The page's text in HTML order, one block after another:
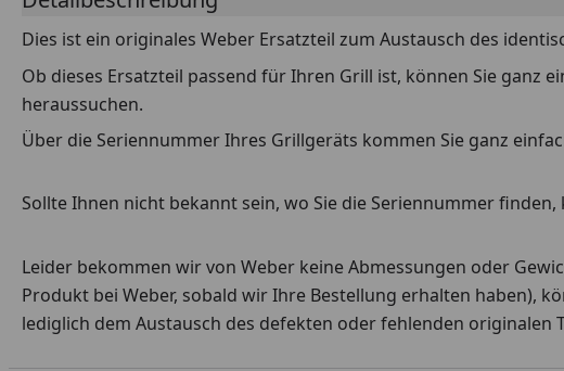
Dies ist ein originales Weber Ersatzteil zum Austausch des
Ob dieses Ersatzteil passend für Ihren Grill ist, können Sie ganz
heraussuchen.
Über die Seriennummer Ihres Grillgeräts kommen Sie ganz
Sollte Ihnen nicht bekannt sein, wo Sie die Seriennummer finden,
Leider bekommen wir von Weber keine Abmessungen oder
Produkt bei Weber, sobald wir Ihre Bestellung erhalten haben),
lediglich dem Austausch des defekten oder fehlenden originalen